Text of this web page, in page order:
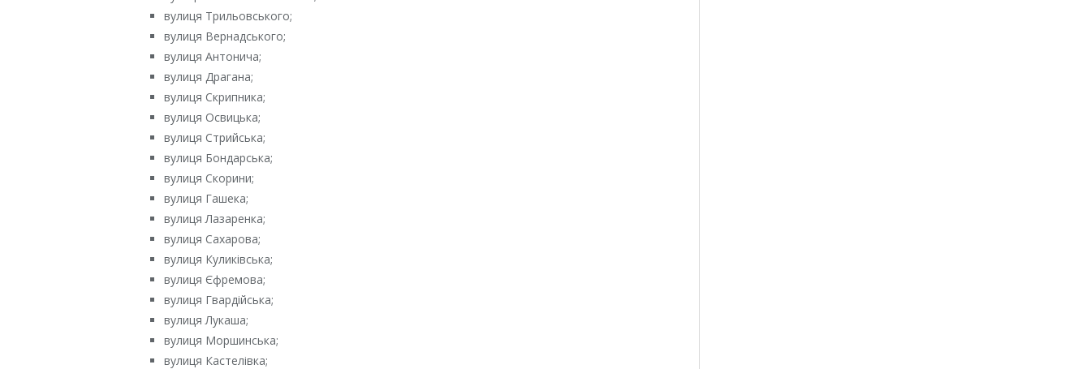
вулиця Трильовського;
вулиця Вернадського;
вулиця Антонича;
вулиця Драгана;
вулиця Скрипника;
вулиця Освицька;
вулиця Стрийська;
вулиця Бондарська;
вулиця Скорини;
вулиця Гашека;
вулиця Лазаренка;
вулиця Сахарова;
вулиця Куликівська;
вулиця Єфремова;
вулиця Гвардійська;
вулиця Лукаша;
вулиця Моршинська;
вулиця Кастелівка;